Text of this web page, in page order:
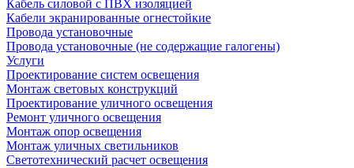
Кабель силовой с ПВХ изоляцией
Кабели экранированные огнестойкие
Провода установочные
Провода установочные (не содержащие галогены)
Услуги
Проектирование систем освещения
Монтаж световых конструкций
Проектирование уличного освещения
Ремонт уличного освещения
Монтаж опор освещения
Монтаж уличных светильников
Светотехнический расчет освещения